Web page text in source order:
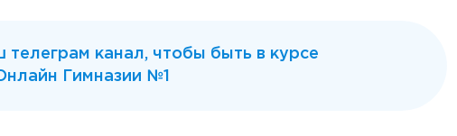
канал, чтобы быть в курсе
Гимназии №1